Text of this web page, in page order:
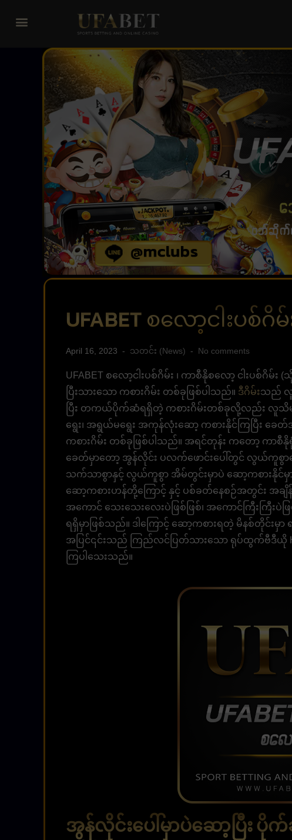
UFABET စလော့ငါးပစ်ဂိမ်
April 16, 2023 သတင်း (News) No comments
UFABET စလော့ငါးပစ်ဂိမ်း ၊ ကာစီနိုစလော့ ငါးပစ်ဂိ
ပြီးသားသော ကစားဂိမ်း တစ်ခုဖြစ်ပါသည်။ ဒီဂိမ်းသည် လူ
ပြီး တကယ်ပိုက်ဆံရရှိတဲ့ ကစားဂိမ်းတစ်ခုလို့လည်း လူသိများ
ရွေး၊ အရွယ်မရွေး အကုန်လုံးဆော့ ကစားနိုင်ကြပြီး
ကစားဂိမ်း တစ်ခုဖြစ်ပါသည်။ အရင်တုန်း ကတော့ ကာစီနိုရုံ
ခေတ်မှာတော့ အွန်လိုင်း ပလက်ဖောင်းပေါ်တွင် လွယ်ကူစွာ
သက်သာစွာနှင့် လွယ်ကူစွာ အိမ်တွင်းမှာပဲ ဆော့ကစားနိုင်မှာ
ဆော့ကစားဟန်တို့ကြောင့် နှင့် ပစ်ခတ်နေစဉ်အတွင်း အချိ
အကောင် သေးသေးလေးပဲဖြစ်ဖြစ်၊ အကောင်ကြီးကြီ
ရရှိမှာဖြစ်သည်။ ဒါကြောင့် ဆော့ကစားရတဲ့ မိနစ်တိုင်းမှာ
အပြင်၎င်းသည် ကြည်လင်ပြတ်သားသော ရုပ်ထွက်ဗီဒီယို
ကြပါသေးသည်။
အွန်လိုင်းပေါ်မှာပဲဆော့ပြီး ပို